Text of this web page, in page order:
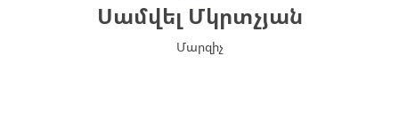
Սամվել Մկրտչյան
Մարզիչ